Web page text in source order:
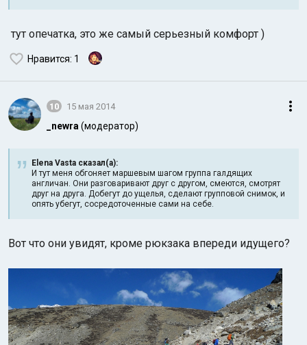
тут опечатка, это же самый серьезный комфорт )
Нравится: 1
10 15 мая 2014
_newra (модератор)
Elena Vasta сказал(а):
И тут меня обгоняет маршевым шагом группа галдящих
англичан. Они разговаривают друг с другом, смеются, смотрят
друг на друга. Добегут до ущелья, сделают групповой снимок, и
опять убегут, сосредоточенные сами на себе.
Вот что они увидят, кроме рюкзака впереди идущего?